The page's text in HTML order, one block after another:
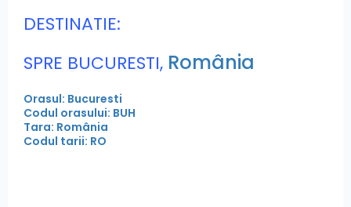
DESTINATIE:
SPRE BUCURESTI, România
Orasul: Bucuresti
Codul orasului: BUH
Tara: România
Codul tarii: RO